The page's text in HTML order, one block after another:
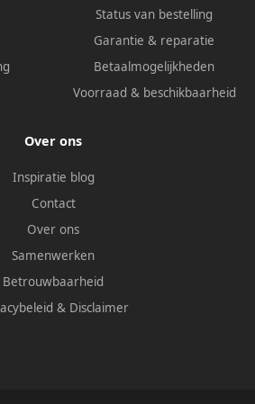
Status van bestelling
Garantie & reparatie
Betaalmogelijkheden
Voorraad & beschikbaarheid
Over ons
Inspiratie blog
Contact
Over ons
Samenwerken
Betrouwbaarheid
& Disclaimer